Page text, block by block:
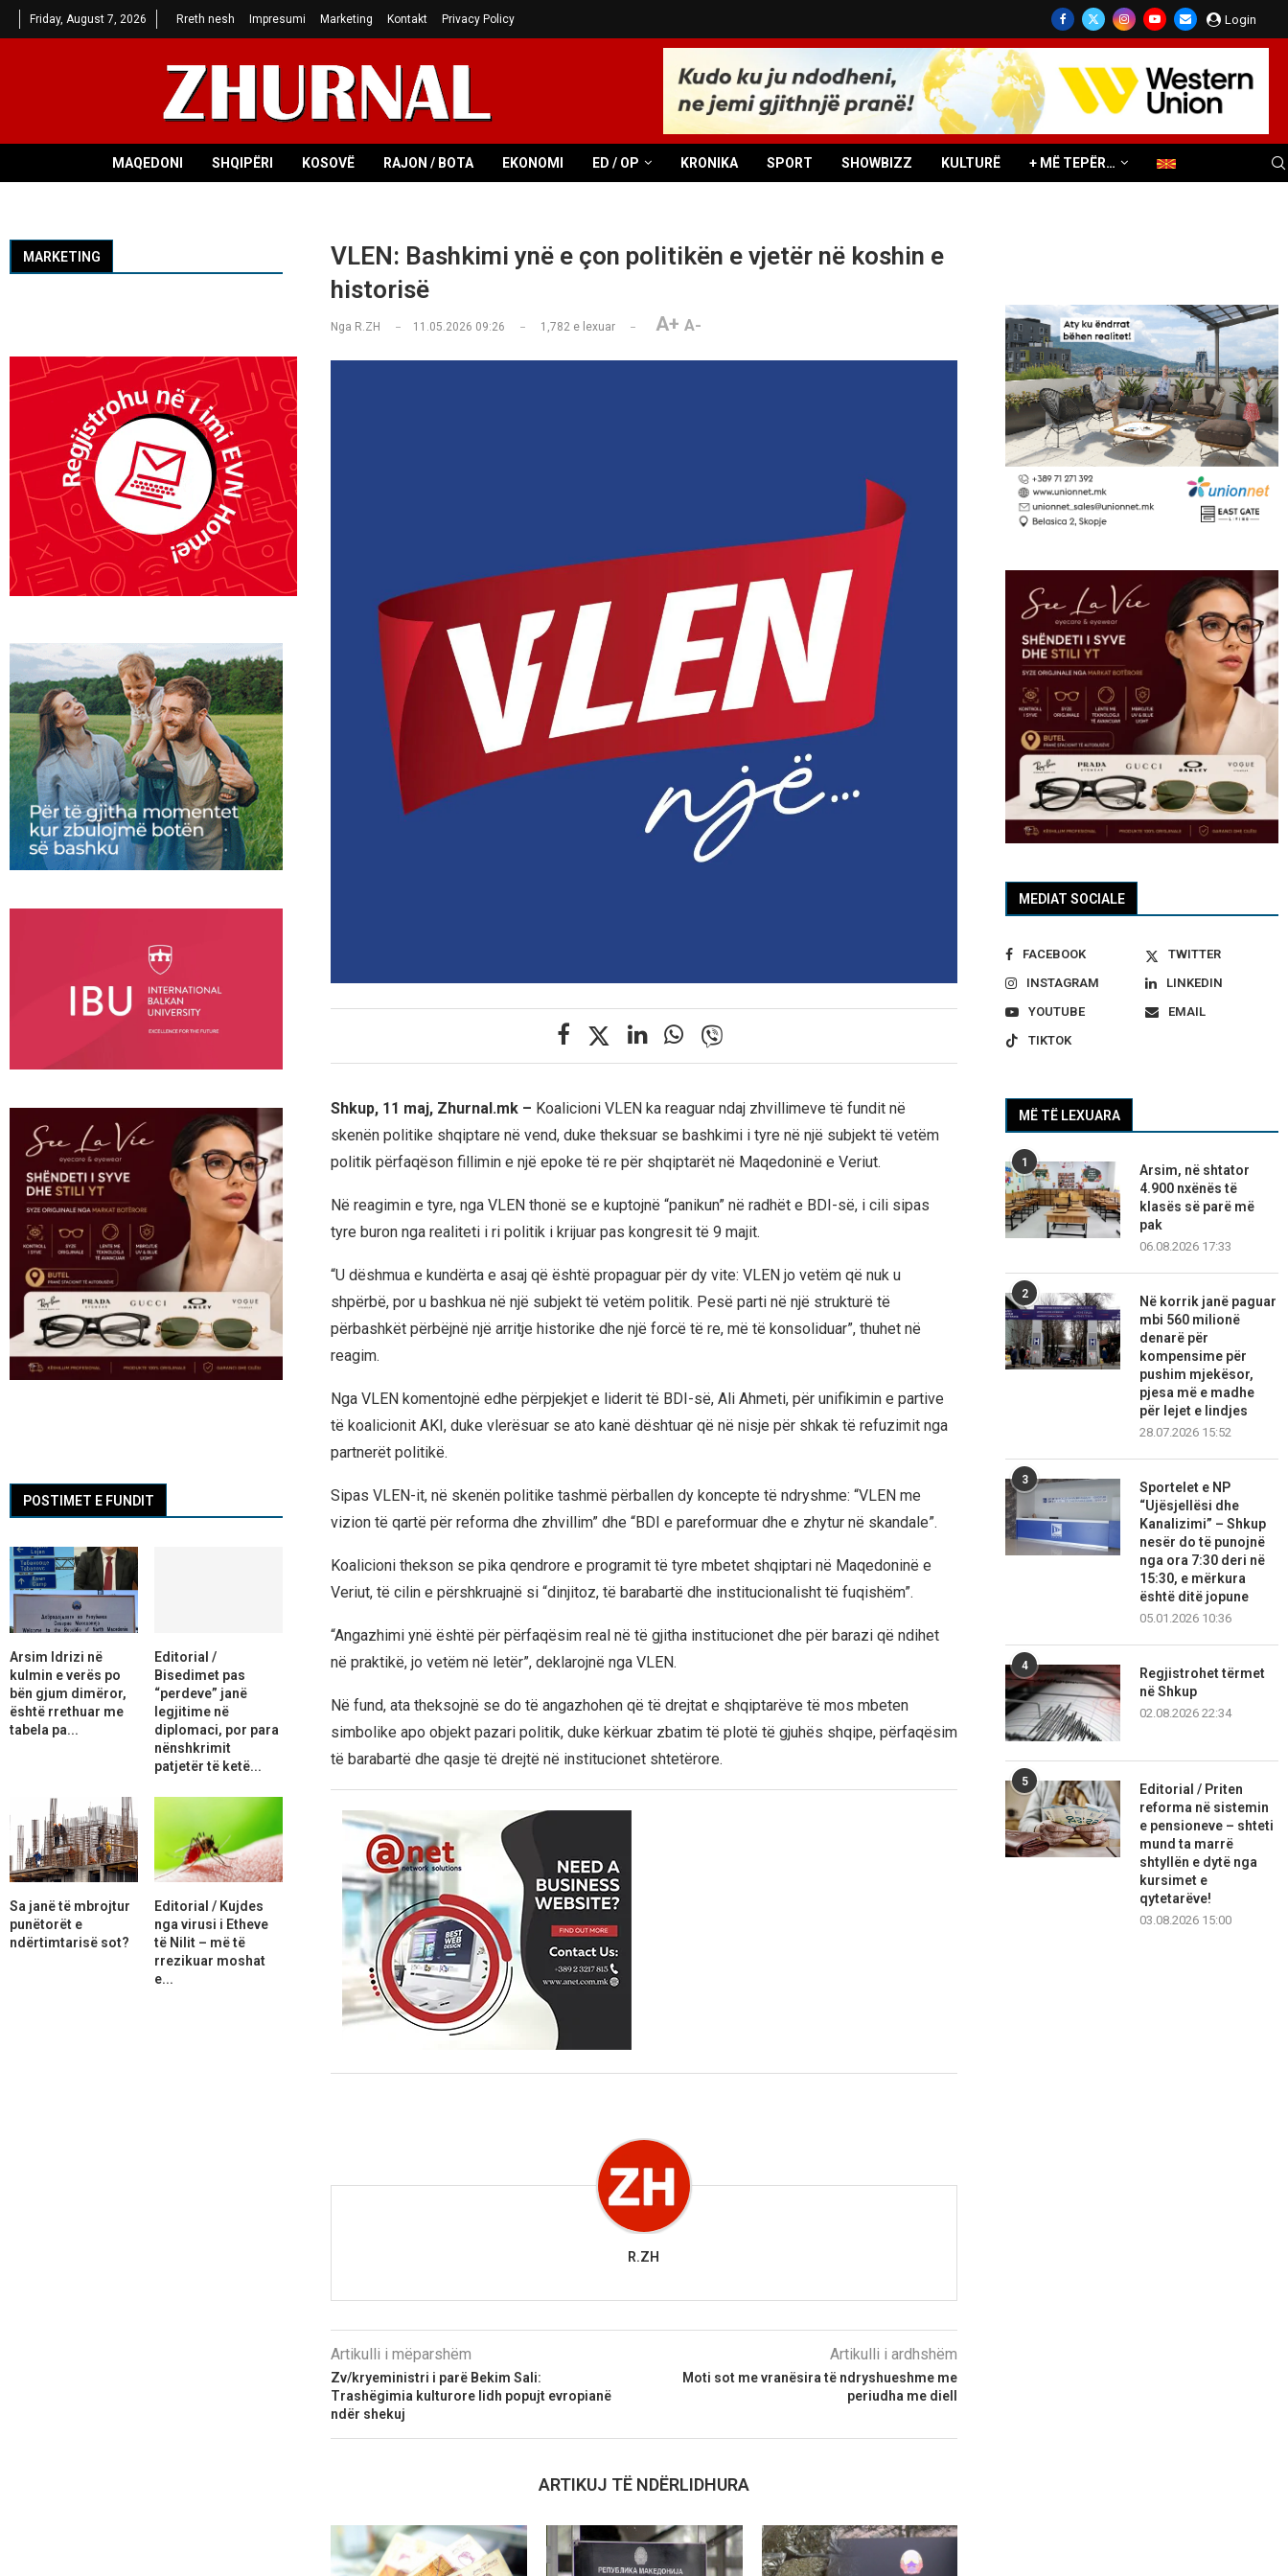
Friday, August 7, 2026 Rreth nesh Impresumi Marketing Kontakt Privacy Policy Login
MAQEDONI SHQIPËRI KOSOVË RAJON / BOTA EKONOMI ED / OP KRONIKA SPORT SHOWBIZZ KULTURË + MË TEPËR…
VLEN: Bashkimi ynë e çon politikën e vjetër në koshin e
historisë
Nga R.ZH 11.05.2026 09:26 1,782e lexuar A+ A-
Shkup, 11 maj, Zhurnal.mk – Koalicioni VLEN ka reaguar ndaj zhvillimeve të fundit në
skenën politike shqiptare në vend, duke theksuar se bashkimi i tyre në një subjekt të vetëm
politik përfaqëson fillimin e një epoke të re për shqiptarët në Maqedoninë e Veriut.
Në reagimin e tyre, nga VLEN thonë se e kuptojnë “panikun” në radhët e BDI-së, i cili sipas
tyre buron nga realiteti i ri politik i krijuar pas kongresit të 9 majit.
“U dëshmua e kundërta e asaj që është propaguar për dy vite: VLEN jo vetëm që nuk u
shpërbë, por u bashkua në një subjekt të vetëm politik. Pesë parti në një strukturë të
përbashkët përbëjnë një arritje historike dhe një forcë të re, më të konsoliduar”, thuhet në
reagim.
Nga VLEN komentojnë edhe përpjekjet e liderit të BDI-së, Ali Ahmeti, për unifikimin e partive
të koalicionit AKI, duke vlerësuar se ato kanë dështuar që në nisje për shkak të refuzimit nga
partnerët politikë.
Sipas VLEN-it, në skenën politike tashmë përballen dy koncepte të ndryshme: “VLEN me
vizion të qartë për reforma dhe zhvillim” dhe “BDI e pareformuar dhe e zhytur në skandale”.
Koalicioni thekson se pika qendrore e programit të tyre mbetet shqiptari në Maqedoninë e
Veriut, të cilin e përshkruajnë si “dinjitoz, të barabartë dhe institucionalisht të fuqishëm”.
“Angazhimi ynë është për përfaqësim real në të gjitha institucionet dhe për barazi që ndihet
në praktikë, jo vetëm në letër”, deklarojnë nga VLEN.
Në fund, ata theksojnë se do të angazhohen që të drejtat e shqiptarëve të mos mbeten
simbolike apo objekt pazari politik, duke kërkuar zbatim të plotë të gjuhës shqipe, përfaqësim
të barabartë dhe qasje të drejtë në institucionet shtetërore.
R.ZH
Artikulli i mëparshëm
Zv/kryeministri i parë Bekim Sali:
Trashëgimia kulturore lidh popujt evropianë
ndër shekuj
Artikulli i ardhshëm
Moti sot me vranësira të ndryshueshme me
periudha me diell
ARTIKUJ TË NDËRLIDHURA
MEDIAT SOCIALE
FACEBOOK
TWITTER
INSTAGRAM
LINKEDIN
YOUTUBE
EMAIL
TIKTOK
MË TË LEXUARA
1
Arsim, në shtator
4.900 nxënës të
klasës së parë më
pak
06.08.2026 17:33
2
Në korrik janë paguar
mbi 560 milionë
denarë për
kompensime për
pushim mjekësor,
pjesa më e madhe
për lejet e lindjes
28.07.2026 15:52
3
Sportelet e NP
“Ujësjellësi dhe
Kanalizimi” – Shkup
nesër do të punojnë
nga ora 7:30 deri në
15:30, e mërkura
është ditë jopune
05.01.2026 10:36
4
Regjistrohet tërmet
në Shkup
02.08.2026 22:34
5
Editorial / Priten
reforma në sistemin
e pensioneve – shteti
mund ta marrë
shtyllën e dytë nga
kursimet e
qytetarëve!
03.08.2026 15:00
MARKETING
POSTIMET E FUNDIT
Arsim Idrizi në
kulmin e verës po
bën gjum dimëror,
është rrethuar me
tabela pa...
Editorial /
Bisedimet pas
“perdeve” janë
legjitime në
diplomaci, por para
nënshkrimit
patjetër të ketë...
Sa janë të mbrojtur
punëtorët e
ndërtimtarisë sot?
Editorial / Kujdes
nga virusi i Etheve
të Nilit – më të
rrezikuar moshat
e...